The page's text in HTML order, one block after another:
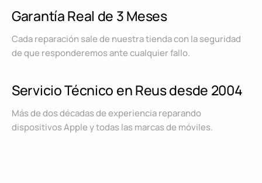
Garantía Real de 3 Meses
Cada reparación sale de nuestra tienda con la seguridad
de que responderemos ante cualquier fallo.
Servicio Técnico en Reus desde 2004
Más de dos décadas de experiencia reparando
dispositivos Apple y todas las marcas de móviles.